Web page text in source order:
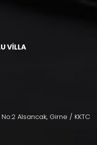
VİLLA
Alsancak, Girne / KKTC